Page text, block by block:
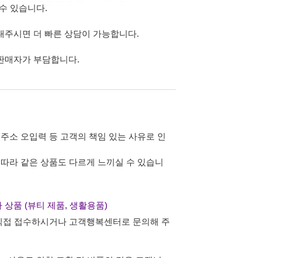
있습니다.
시면 더 빠른 상담이 가능합니다.
매자가 부담합니다.
소 오입력 등 고객의 책임 있는 사유로 인
라 같은 상품도 다르게 느끼실 수 있습니
상품 (뷰티 제품, 생활용품)
접수하시거나 고객행복센터로 문의해 주